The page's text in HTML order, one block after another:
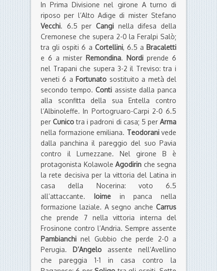
In Prima Divisione nel girone A turno di
riposo per l’Alto Adige di mister Stefano
Vecchi. 6.5 per Cangi nella difesa della
Cremonese che supera 2-0 la Feralpi Salò;
tra gli ospiti 6 a Cortellini, 6.5 a Bracaletti
e 6 a mister Remondina. Nordi prende 6
nel Trapani che supera 3-2 il Treviso: tra i
veneti 6 a Fortunato sostituito a metà del
secondo tempo. Conti assiste dalla panca
alla sconfitta della sua Entella contro
l’Albinoleffe. In Portogruaro-Carpi 2-0 6.5
perCunicotra i padroni di casa; 5 perArma
nella formazione emiliana. Teodoranivede
dalla panchina il pareggio del suo Pavia
contro il Lumezzane. Nel girone B è
protagonista Kolawole Agodirin che segna
la rete decisiva per la vittoria del Latina in
casa della Nocerina: voto 6.5
all’attaccante. Ioimein panca nella
formazione laziale. A segno anche Carrus
che prende 7 nella vittoria interna del
Frosinone contro l’Andria. Sempre assente
Pambianchi nel Gubbio che perde 2-0 a
Perugia. D’Angelo assente nell’Avellino
che pareggia 1-1 in casa contro la